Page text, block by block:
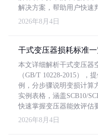
解决方案，帮助用户快速
2026年8月4日
干式变压器损耗标准
本文详细解析干式变压器
（GB/T 10228-2015），
例，分步骤说明变损计算
实例表格，涵盖SCB10/
快速掌握变压器能效评估
2026年8月4日